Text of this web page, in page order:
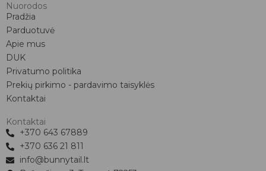
Nuorodos
Pradžia
Parduotuvė
Apie mus
DUK
Privatumo politika
Prekių pirkimo - pardavimo taisyklės
Kontaktai
Kontaktai
+370 643 67889
+370 636 21 811
info@bunnytail.lt